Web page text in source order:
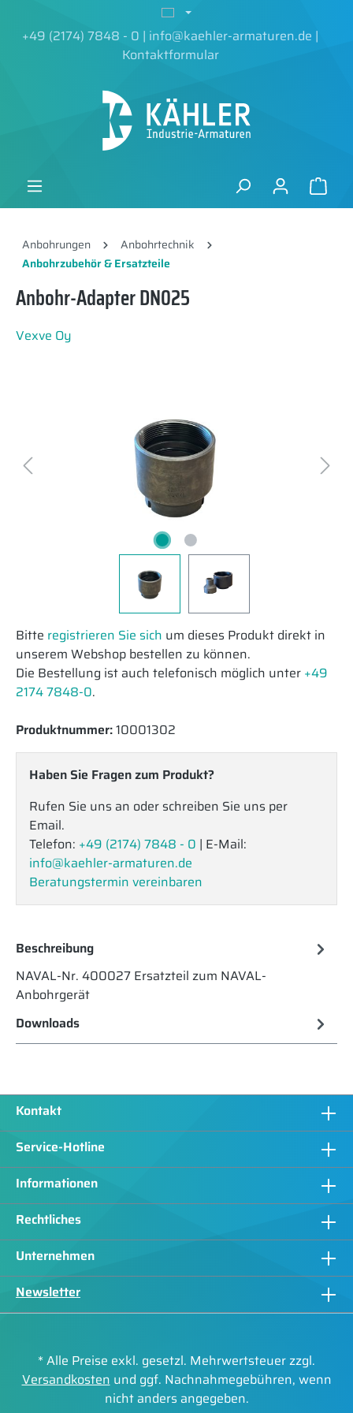
+49 (2174) 7848 - 0 | info@kaehler-armaturen.de |
Kontaktformular
Anbohrungen
Anbohrtechnik
Anbohrzubehör & Ersatzteile
Anbohr-Adapter DN025
Vexve Oy
Bitte registrieren Sie sich um dieses Produkt direkt in
unserem Webshop bestellen zu können.
Die Bestellung ist auch telefonisch möglich unter +49
2174 7848-0.
Produktnummer:10001302
Haben Sie Fragen zum Produkt?
Rufen Sie uns an oder schreiben Sie uns per
Email.
Telefon: +49 (2174) 7848 - 0 | E-Mail:
info@kaehler-armaturen.de
Beratungstermin vereinbaren
Beschreibung
NAVAL-Nr. 400027 Ersatzteil zum NAVAL-
Anbohrgerät
Downloads
Kontakt
Service-Hotline
Informationen
Rechtliches
Unternehmen
Newsletter
* Alle Preise exkl. gesetzl. Mehrwertsteuer zzgl.
Versandkostenund ggf. Nachnahmegebühren, wenn
nicht anders angegeben.